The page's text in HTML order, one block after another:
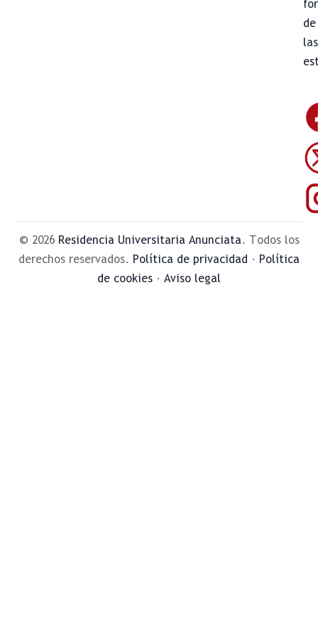
de
las
© 2026 Residencia Universitaria Anunciata. Todos los
derechos reservados. Política de privacidad · Política
de cookies · Aviso legal